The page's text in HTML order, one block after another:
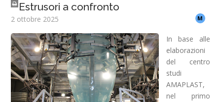
Estrusori a confronto
2 ottobre 2025 M
In base alle
elaborazioni
del centro
studi
AMAPLAST,
nel primo